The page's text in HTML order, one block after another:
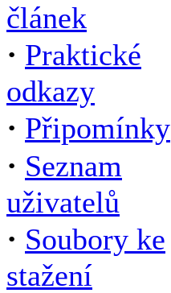
článek
· Praktické
odkazy
· Připomínky
· Seznam
uživatelů
· Soubory ke
stažení